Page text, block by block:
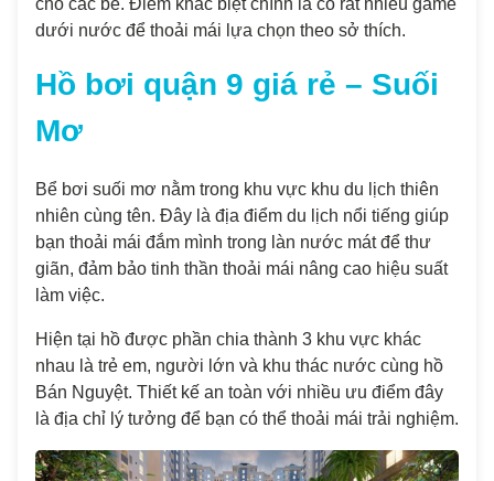
cho các bé. Điểm khác biệt chính là có rất nhiều game
dưới nước để thoải mái lựa chọn theo sở thích.
Hồ bơi quận 9 giá rẻ – Suối
Mơ
Bể bơi suối mơ nằm trong khu vực khu du lịch thiên
nhiên cùng tên. Đây là địa điểm du lịch nổi tiếng giúp
bạn thoải mái đắm mình trong làn nước mát để thư
giãn, đảm bảo tinh thần thoải mái nâng cao hiệu suất
làm việc.
Hiện tại hồ được phần chia thành 3 khu vực khác
nhau là trẻ em, người lớn và khu thác nước cùng hồ
Bán Nguyệt. Thiết kế an toàn với nhiều ưu điểm đây
là địa chỉ lý tưởng để bạn có thể thoải mái trải nghiệm.